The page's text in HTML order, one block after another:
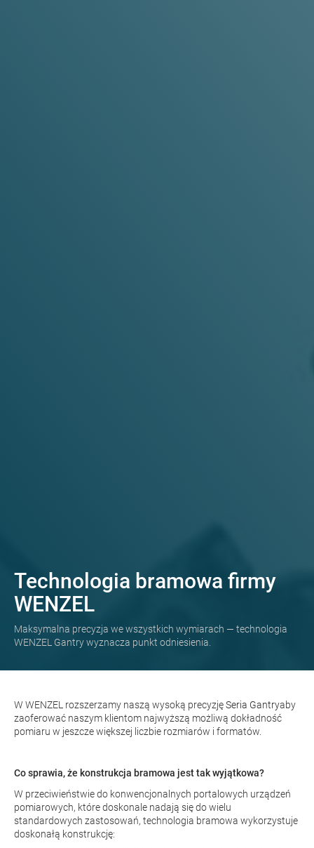
Technologia bramowa firmy
WENZEL
Maksymalna precyzja we wszystkich wymiarach — technologia
WENZEL Gantry wyznacza punkt odniesienia.
W WENZEL rozszerzamy naszą wysoką precyzjęSeria Gantryaby
zaoferować naszym klientom najwyższą możliwą dokładność
pomiaru w jeszcze większej liczbie rozmiarów i formatów.
Co sprawia, że konstrukcja bramowa jest tak wyjątkowa?
W przeciwieństwie do konwencjonalnych portalowych urządzeń
pomiarowych, które doskonale nadają się do wielu
standardowych zastosowań, technologia bramowa wykorzystuje
doskonałą konstrukcję: